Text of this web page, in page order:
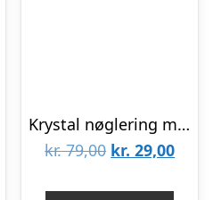
Krystal nøglering med lys og knallert logo – Yamaha
kr.79,00 Den
kr. 29,00Den